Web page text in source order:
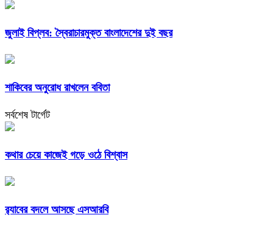
জুলাই বিপ্লব: স্বৈরাচারমুক্ত বাংলাদেশের দুই বছর
শাকিবের অনুরোধ রাখলেন ববিতা
সর্বশেষ টার্গেট
কথার চেয়ে কাজেই গড়ে ওঠে বিশ্বাস
র‍্যাবের বদলে আসছে এসআরবি